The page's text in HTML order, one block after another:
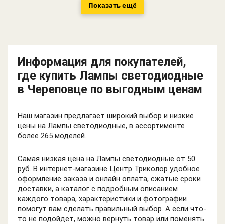
Показать ещё
Информация для покупателей,
где купить Лампы светодиодные
в Череповце по выгодным ценам
Наш магазин предлагает широкий выбор и низкие
цены на Лампы светодиодные, в ассортименте
более 265 моделей.
Самая низкая цена на Лампы светодиодные от 50
руб. В интернет-магазине Центр Триколор удобное
оформление заказа и онлайн оплата, сжатые сроки
доставки, а каталог с подробным описанием
каждого товара, характеристики и фотографии
помогут вам сделать правильный выбор. А если что-
то не подойдет, можно вернуть товар или поменять